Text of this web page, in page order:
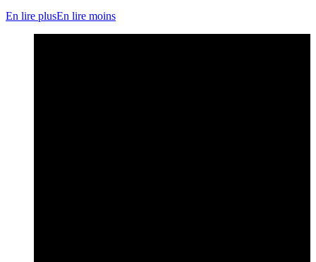
En lire plusEn lire moins